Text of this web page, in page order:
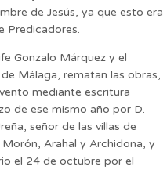
de Jesús, ya que esto era
Predicadores.
Gonzalo Márquez y el
Málaga, rematan las obras,
mediante escritura
de ese mismo año por D.
señor de las villas de
Arahal y Archidona, y
el 24 de octubre por el